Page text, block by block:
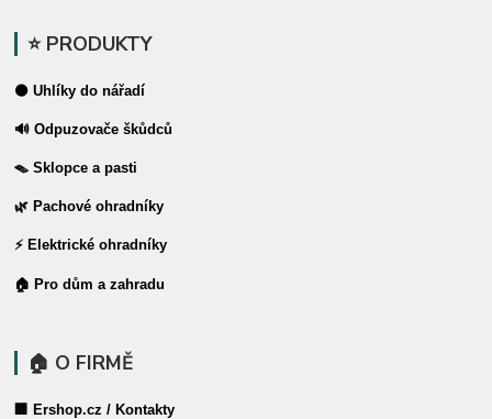
⭐ PRODUKTY
⚫ Uhlíky do nářadí
🔊 Odpuzovače škůdců
🪤 Sklopce a pasti
🌿 Pachové ohradníky
⚡ Elektrické ohradníky
🏠 Pro dům a zahradu
🏠 O FIRMĚ
🏢 Ershop.cz / Kontakty